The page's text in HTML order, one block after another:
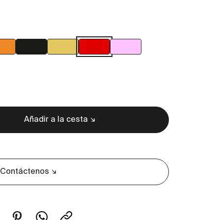
Naranja Negro Pan de oroRojo
Rosa
Añadir a la cesta
Contáctenos